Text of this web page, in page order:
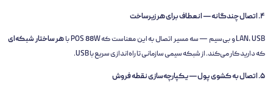
۴. اتصال چندگانه — انعطاف برای هر زیرساخت
LAN، USB و بی‌سیم — سه مسیر اتصال به این معناست که POS 88W با
هر ساختار شبکه‌ای
که دارید کار می‌کند. از شبکه سیمی سازمانی تا راه‌اندازی سریع با USB.
۵. اتصال به کشوی پول — یکپارچه‌سازی نقطه فروش